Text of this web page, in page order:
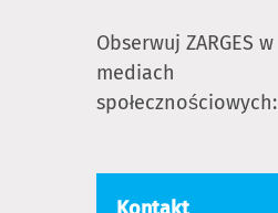
Obserwuj ZARGES w
mediach
społecznościowych: